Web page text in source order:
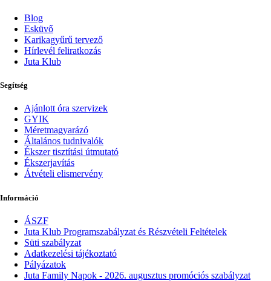
Blog
Esküvő
Karikagyűrű tervező
Hírlevél feliratkozás
Juta Klub
Segítség
Ajánlott óra szervizek
GYIK
Méretmagyarázó
Általános tudnivalók
Ékszer tisztítási útmutató
Ékszerjavítás
Átvételi elismervény
Információ
ÁSZF
Juta Klub Programszabályzat és Részvételi Feltételek
Süti szabályzat
Adatkezelési tájékoztató
Pályázatok
Juta Family Napok - 2026. augusztus promóciós szabályzat